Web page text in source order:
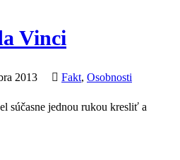
Vinci
2013 Fakt, Osobnosti
súčasne jednou rukou kresliť a